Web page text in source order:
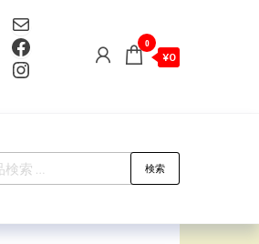
Mail
Facebook
Instagram
0
¥0
検索